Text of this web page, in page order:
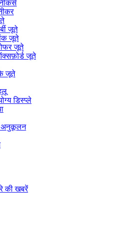
जूते
जूते
जूते
जूते
जूते
डिस्प्ले
अनुकूलन
की खबरें